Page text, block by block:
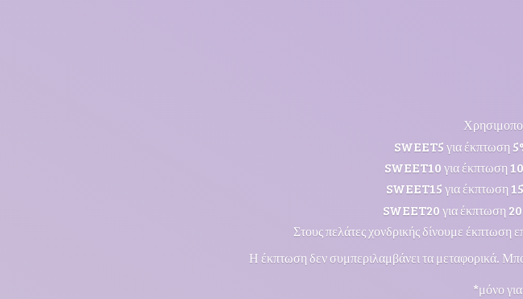
SWEET5 για έκπτωση
SWEET10 για έκπτωση
SWEET15 για έκπτωση
SWEET20 για έκπτωση
Στους πελάτες χονδρικής δίνουμε έκπτωση
Η έκπτωση δεν συμπεριλαμβάνει τα μεταφορικά.
*μόνο